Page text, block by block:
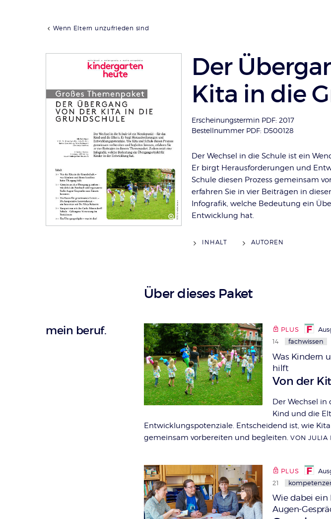
Wenn Eltern unzufrieden sind
Der
Kita in die
Erscheinungstermin PDF: 2017
Bestellnummer PDF: D500128
Der Wechsel in die Schule ist ein
Er birgt Herausforderungen und
Schule diesen Prozess gemeinsam
erfahren Sie in vier Beiträgen in
Infografik, welche Bedeutung ein
Entwicklung hat.
INHALT AUTOREN
Über dieses Paket
mein beruf. PLUS
14
fachwissen
Was Kindern
hilft
:
Von der
Der Wechsel in
Kind und die
Entwicklungspotenziale. Entscheidend ist, wie
gemeinsam vorbereiten und begleiten. VON JULIA
PLUS
21
Wie dabei ein
Augen-